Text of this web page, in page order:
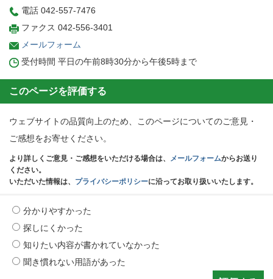
電話 042-557-7476
ファクス 042-556-3401
メールフォーム
受付時間 平日の午前8時30分から午後5時まで
このページを評価する
ウェブサイトの品質向上のため、このページについてのご意見・
ご感想をお寄せください。
より詳しくご意見・ご感想をいただける場合は、 メールフォームからお送り
ください。
いただいた情報は、 プライバシーポリシーに沿ってお取り扱いいたします。
分かりやすかった
探しにくかった
知りたい内容が書かれていなかった
聞き慣れない用語があった